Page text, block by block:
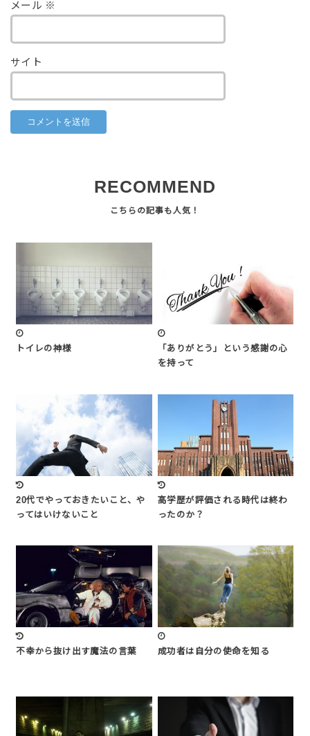
メール ※
サイト
RECOMMEND
トイレの神様
「ありがとう」という感謝の心
を持って
20代でやっておきたいこと、や
ってはいけないこと
高学歴が評価される時代は終わ
ったのか？
不幸から抜け出す魔法の言葉 成功者は自分の使命を知る